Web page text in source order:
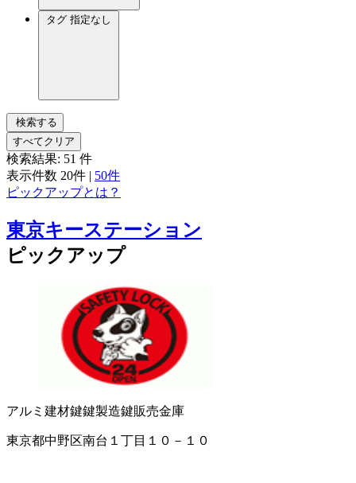
タグ 指定なし
検索する
すべてクリア
検索結果: 51 件
表示件数 20件 | 50件
ピックアップとは？
東京キーステーション
ピックアップ
アルミ建材鍵鍵製造鍵販売金庫
東京都中野区南台１丁目１０－１０